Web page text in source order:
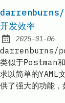
darrenburns/
开发效率
Published:
2025-01-06
darrenburns/
类似于Postman
求以简单的YAML
供了强大的功能，